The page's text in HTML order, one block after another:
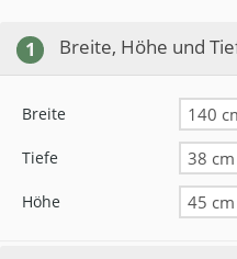
1 Breite, Höhe und
Breite
Tiefe
Höhe